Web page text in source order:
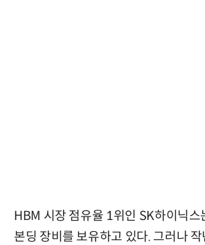
HBM 시장 점유율 1위인 SK하이닉스
본딩 장비를 보유하고 있다. 그러나